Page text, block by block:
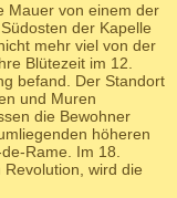
Mauer von einem der
der Kapelle
mehr viel von der
Blütezeit im 12.
befand. Der Standort
und Muren
die Bewohner
höheren
Rame. Im 18.
wird die